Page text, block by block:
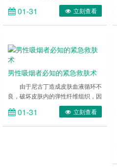
致命的有毒物质，由于它可以通过皮
肤进入人体，因此不管是吸烟者还是
吸二手烟者，都会受到毒害。抽烟可
维生素C具有抗氧化作用，可抑制氧
自由基的生成，如果长期吸烟，人体
内会堆积大量这种体内垃圾，使人体
细胞免受侵害。我们知道，自由基是
导致皮肤衰老的罪魁祸首，很多护肤
品的抗皱……
01-31 立刻查看
男性吸烟者必知的紧急救肤术
由于尼古丁造成皮肤血液循环不
良，破坏皮肤内的弹性纤维组织，因
此让皮肤提早老化，这就是为什么抽
烟的人在面相上看起来相对比较老的
原因。下面小编为你支招，轻松易掌
01-31 立刻查看